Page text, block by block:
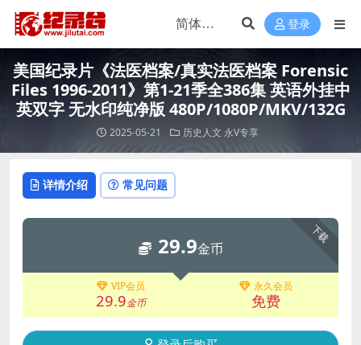
登录
美国纪录片《法医档案/真实法医档案 Forensic
Files 1996-2011》第1-21季全386集 英语外挂中
英双字 无水印纯净版 480P/1080P/MKV/132G
2025-05-21 历史人文 永V专享
详情介绍 常见问题
下载
29.9金币
VIP会员
29.9金币
永久会员
免费